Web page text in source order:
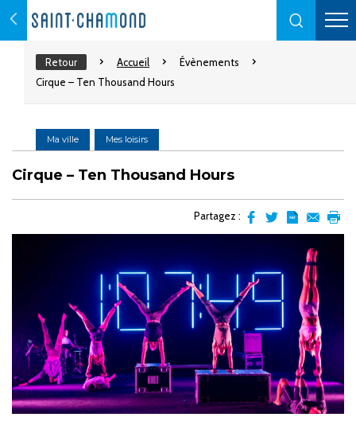
Retour Accueil
Évènements
Cirque – Ten Thousand Hours
Ma ville Mes loisirs
Cirque – Ten Thousand Hours
Partagez :
facebook
Twitter
l'article
pdf
par
email